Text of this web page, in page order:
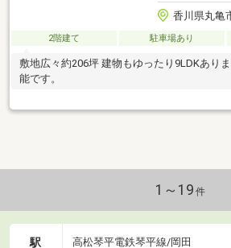
香川県丸亀
2階建て 駐車場あり
敷地広々約206坪 建物もゆったり9LDKあります。駐車3台以上可
能です。
1～19 件
駅 高松琴平電鉄琴平線/岡田